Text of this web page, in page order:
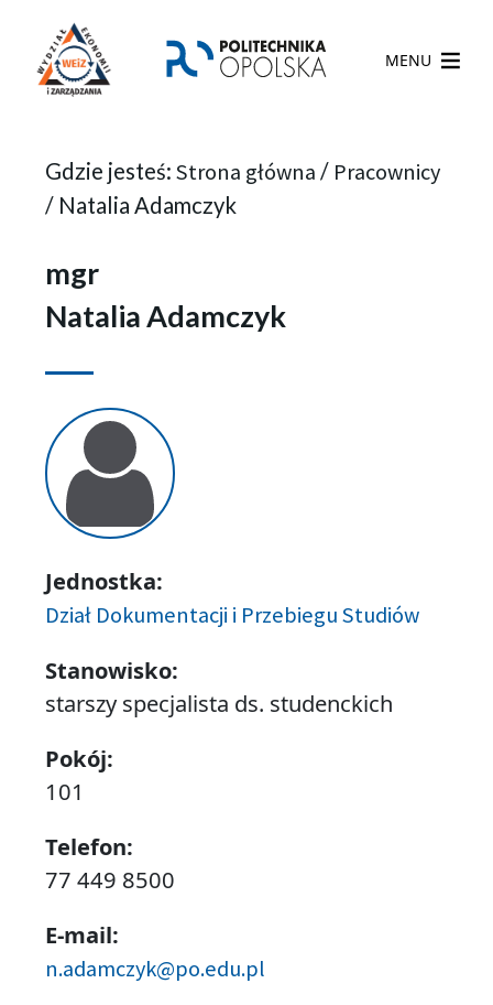
MENU
Gdzie jesteś: Strona główna / Pracownicy
/ Natalia Adamczyk
mgr
Natalia Adamczyk
Jednostka:
Dział Dokumentacji i Przebiegu Studiów
Stanowisko:
starszy specjalista ds. studenckich
Pokój:
101
Telefon:
77 449 8500
E-mail:
n.adamczyk@po.edu.pl